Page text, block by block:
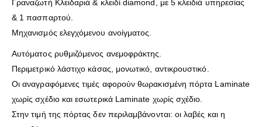
Γραναζωτή Κλειδαριά & κλειδί diamond, με 5 κλειδιά υπηρεσίας
& 1 πασπαρτού.
Μηχανισμός ελεγχόμενου ανοίγματος.
Αυτόματος ρυθμιζόμενος ανεμοφράκτης.
Περιμετρικό λάστιχο κάσας, μονωτικό, αντικρουστικό.
Οι αναγραφόμενες τιμές αφορούν θωρακισμένη πόρτα Laminate
χωρίς σχέδιο και εσωτερικά Laminate χωρίς σχέδιο.
Στην τιμή της πόρτας δεν περιλαμβάνονται: οι λαβές και η